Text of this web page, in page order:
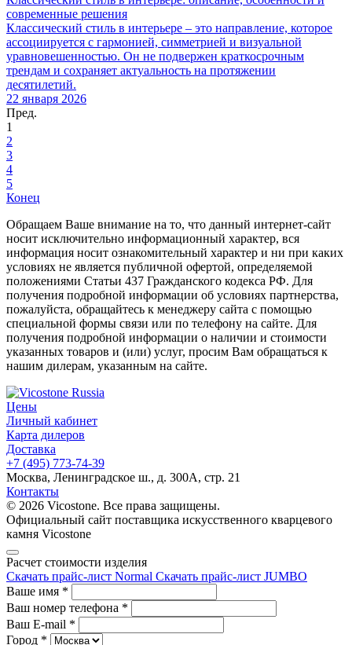
современные решения
Классический стиль в интерьере – это направление, которое
ассоциируется с гармонией, симметрией и визуальной
уравновешенностью. Он не подвержен краткосрочным
трендам и сохраняет актуальность на протяжении
десятилетий.
22 января 2026
Пред.
1
2
3
4
5
Конец
Обращаем Ваше внимание на то, что данный интернет-сайт
носит исключительно информационный характер, вся
информация носит ознакомительный характер и ни при каких
условиях не является публичной офертой, определяемой
положениями Статьи 437 Гражданского кодекса РФ. Для
получения подробной информации об условиях партнерства,
пожалуйста, обращайтесь к менеджеру сайта с помощью
специальной формы связи или по телефону на сайте. Для
получения подробной информации о наличии и стоимости
указанных товаров и (или) услуг, просим Вам обращаться к
нашим дилерам, указанным на сайте.
Цены
Личный кабинет
Карта дилеров
Доставка
+7 (495) 773-74-39
Москва, Ленинградское ш., д. 300А, стр. 21
Контакты
© 2026 Vicostone. Все права защищены.
Официальный сайт поставщика искусственного кварцевого
камня Vicostone
Расчет стоимости изделия
Скачать прайс-лист Normal Скачать прайс-лист JUMBO
Ваше имя *
Ваш номер телефона *
Ваш E-mail *
Город *